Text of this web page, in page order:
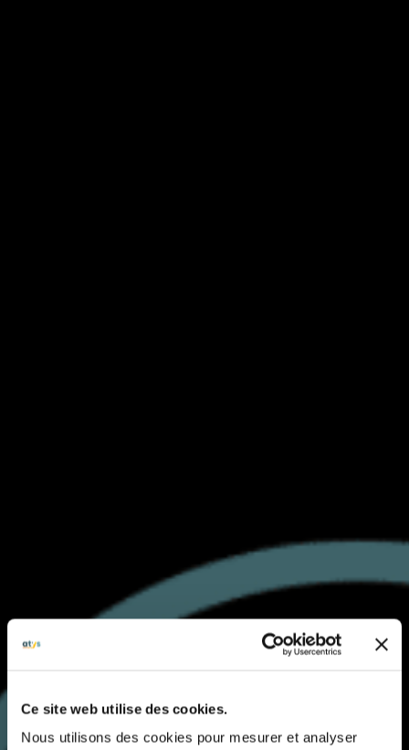
Ce site web utilise des cookies.
Nous utilisons des cookies pour mesurer et analyser